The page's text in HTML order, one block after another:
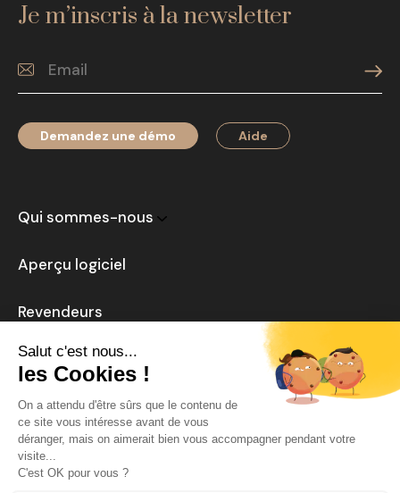
Je m’inscris à la newsletter
Demandez une démo Aide
Qui sommes-nous
Aperçu logiciel
Revendeurs
Actualités
Carrière
Mentions légales